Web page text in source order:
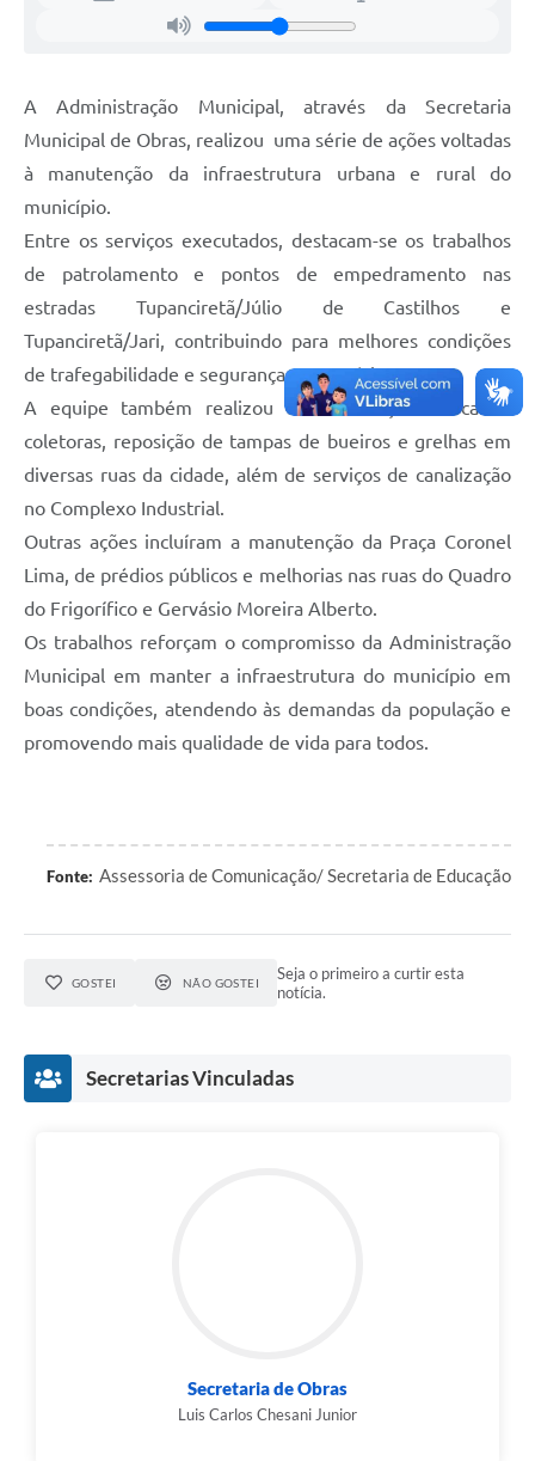
A Administração Municipal, através da Secretaria
Municipal de Obras, realizou uma série de ações voltadas
à manutenção da infraestrutura urbana e rural do
município.
Entre os serviços executados, destacam-se os trabalhos
de patrolamento e pontos de empedramento nas
estradas Tupanciretã/Júlio de Castilhos e
Tupanciretã/Jari, contribuindo para melhores condições
de trafegabilidade e segurança aos usuários.
A equipe também realizou a manutenção de caixas
coletoras, reposição de tampas de bueiros e grelhas em
diversas ruas da cidade, além de serviços de canalização
no Complexo Industrial.
Outras ações incluíram a manutenção da Praça Coronel
Lima, de prédios públicos e melhorias nas ruas do Quadro
do Frigorífico e Gervásio Moreira Alberto.
Os trabalhos reforçam o compromisso da Administração
Municipal em manter a infraestrutura do município em
boas condições, atendendo às demandas da população e
promovendo mais qualidade de vida para todos.
Fonte: Assessoria de Comunicação/ Secretaria de Educação
GOSTEI NÃO GOSTEI
Seja o primeiro a curtir esta
notícia.
Secretarias Vinculadas
Secretaria de Obras
Luis Carlos Chesani Junior